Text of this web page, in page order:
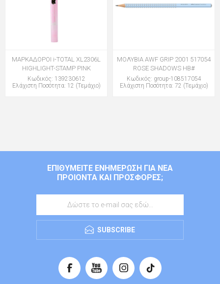
ΜΑΡΚΑΔΟΡΟΙ i-TOTAL XL2306L
HIGHLIGHT-STAMP PINK
Κωδικός: 139230612
Ελάχιστη Ποσότητα: 12 (Τεμάχιο)
ΜΟΛΥΒΙΑ AWF GRIP 2001 517054
ROSE SHADOWS HB#
Κωδικός: group-108517054
Ελάχιστη Ποσότητα: 72 (Τεμάχιο)
ΕΠΙΘΥΜΕΊΤΕ ΕΝΗΜΈΡΩΣΗ ΓΙΑ ΝΈΑ
ΠΡΟΙΌΝΤΑ ΚΑΙ ΠΡΟΣΦΟΡΈΣ;
SUBSCRIBE